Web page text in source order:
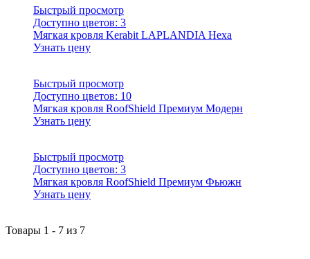
Быстрый просмотр
Доступно цветов: 3
Мягкая кровля Kerabit LAPLANDIA Hexa
Узнать цену
Быстрый просмотр
Доступно цветов: 10
Мягкая кровля RoofShield Премиум Модерн
Узнать цену
Быстрый просмотр
Доступно цветов: 3
Мягкая кровля RoofShield Премиум Фьюжн
Узнать цену
Товары 1 - 7 из 7